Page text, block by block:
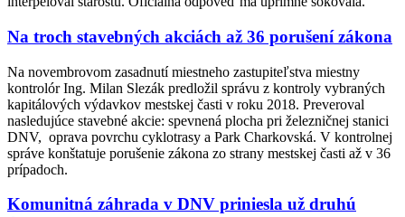
Na troch stavebných akciách až 36 porušení zákona
Na novembrovom zasadnutí miestneho zastupiteľstva miestny
kontrolór Ing. Milan Slezák predložil správu z kontroly vybraných
kapitálových výdavkov mestskej časti v roku 2018. Preveroval
nasledujúce stavebné akcie: spevnená plocha pri železničnej stanici
DNV, oprava povrchu cyklotrasy a Park Charkovská. V kontrolnej
správe konštatuje porušenie zákona zo strany mestskej časti až v 36
prípadoch.
Komunitná záhrada v DNV priniesla už druhú